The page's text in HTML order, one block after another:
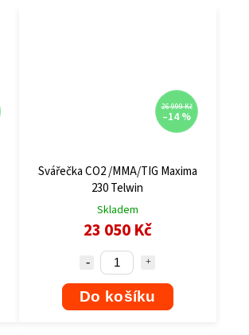
26 999 Kč
–14 %
Svářečka CO2 /MMA/TIG Maxima
230 Telwin
Skladem
23 050 Kč
Do košíku